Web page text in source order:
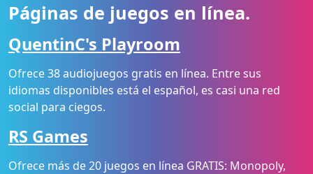
Páginas de juegos en línea.
QuentinC's Playroom
Ofrece 38 audiojuegos gratis en línea. Entre sus
idiomas disponibles está el español, es casi una red
social para ciegos.
RS Games
Ofrece más de 20 juegos en línea GRATIS: Monopoly,